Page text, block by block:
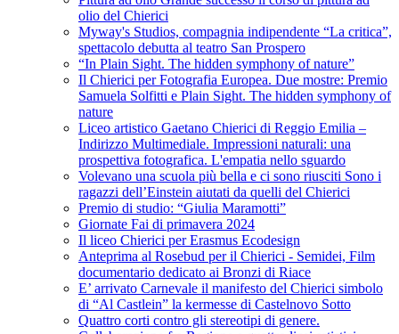
olio del Chierici
Myway's Studios, compagnia indipendente “La critica”,
spettacolo debutta al teatro San Prospero
“In Plain Sight. The hidden symphony of nature”
Il Chierici per Fotografia Europea. Due mostre: Premio
Samuela Solfitti e Plain Sight. The hidden symphony of
nature
Liceo artistico Gaetano Chierici di Reggio Emilia –
Indirizzo Multimediale. Impressioni naturali: una
prospettiva fotografica. L'empatia nello sguardo
Volevano una scuola più bella e ci sono riusciti Sono i
ragazzi dell’Einstein aiutati da quelli del Chierici
Premio di studio: “Giulia Maramotti”
Giornate Fai di primavera 2024
Il liceo Chierici per Erasmus Ecodesign
Anteprima al Rosebud per il Chierici - Semidei, Film
documentario dedicato ai Bronzi di Riace
E’ arrivato Carnevale il manifesto del Chierici simbolo
di “Al Castlein” la kermesse di Castelnovo Sotto
Quattro corti contro gli stereotipi di genere.